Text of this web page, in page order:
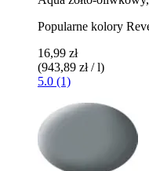
Popularne kolory
16,99 zł
(943,89 zł / l)
5.0 (1)